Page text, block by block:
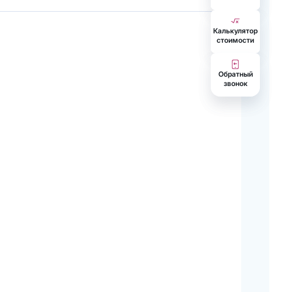
Калькулятор
cтоимости
Обратный
звонок